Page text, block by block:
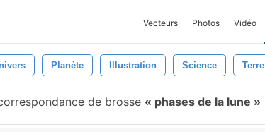
Vecteurs Photos Vidéo
Planète Illustration Science Terre
de brosse phases de la lune